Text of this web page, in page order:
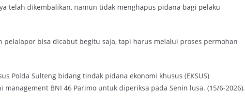
telah dikembalikan, namun tidak menghapus pidana bagi pelaku
pelalapor bisa dicabut begitu saja, tapi harus melalui proses permohan
Polda Sulteng bidang tindak pidana ekonomi khusus (EKSUS)
BNI 46 Parimo untuk diperiksa pada Senin lusa. (15/6-2026).